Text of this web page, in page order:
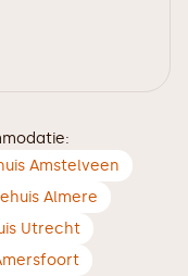
Amstelveen
Almere
Utrecht